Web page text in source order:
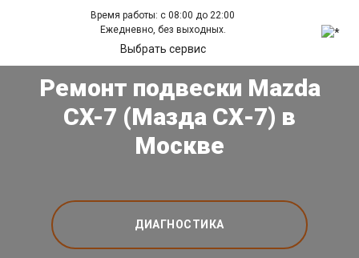
Время работы: с 08:00 до 22:00
Ежедневно, без выходных.
Выбрать сервис
Ремонт подвески Mazda
CX-7 (Мазда СХ-7) в
Москве
ДИАГНОСТИКА